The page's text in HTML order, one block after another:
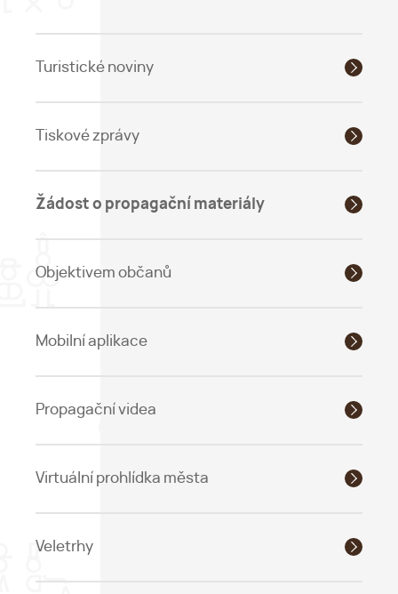
Turistické noviny
Tiskové zprávy
Žádost o propagační materiály
Objektivem občanů
Mobilní aplikace
Propagační videa
Virtuální prohlídka města
Veletrhy